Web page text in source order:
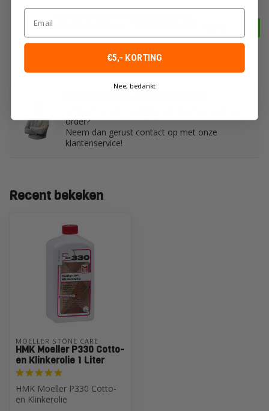
MOELLER STONE CARE
order?
Neem dan gerust contact op met onze
klantenservice!
Recent bekeken
MOELLER STONE CARE
HMK Moeller P330 Cotto-
en Klinkerolie 1 Liter
HMK Moeller P330 Cotto-
en Klinkerolie
Email
€5,- KORTING
Nee, bedankt